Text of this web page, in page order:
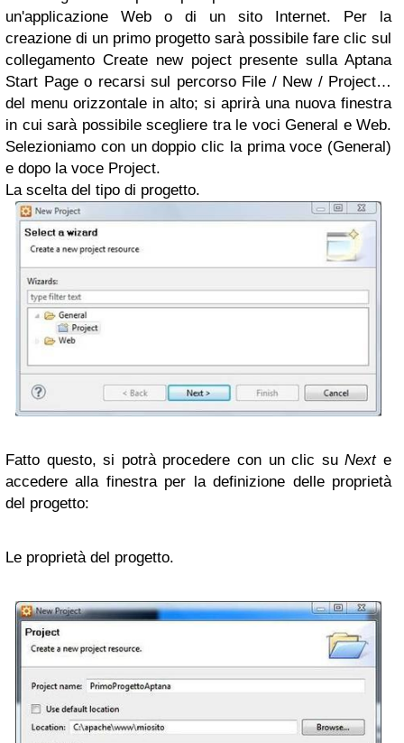
un'applicazione Web o di un sito Internet. Per la
creazione di un primo progetto sarà possibile fare clic sul
collegamento Create new poject presente sulla Aptana
Start Page o recarsi sul percorso File / New / Project…
del menu orizzontale in alto; si aprirà una nuova finestra
in cui sarà possibile scegliere tra le voci General e Web.
Selezioniamo con un doppio clic la prima voce (General)
e dopo la voce Project.
La scelta del tipo di progetto.
Fatto questo, si potrà procedere con un clic suNexte
accedere alla finestra per la definizione delle proprietà
del progetto:
Le proprietà del progetto.